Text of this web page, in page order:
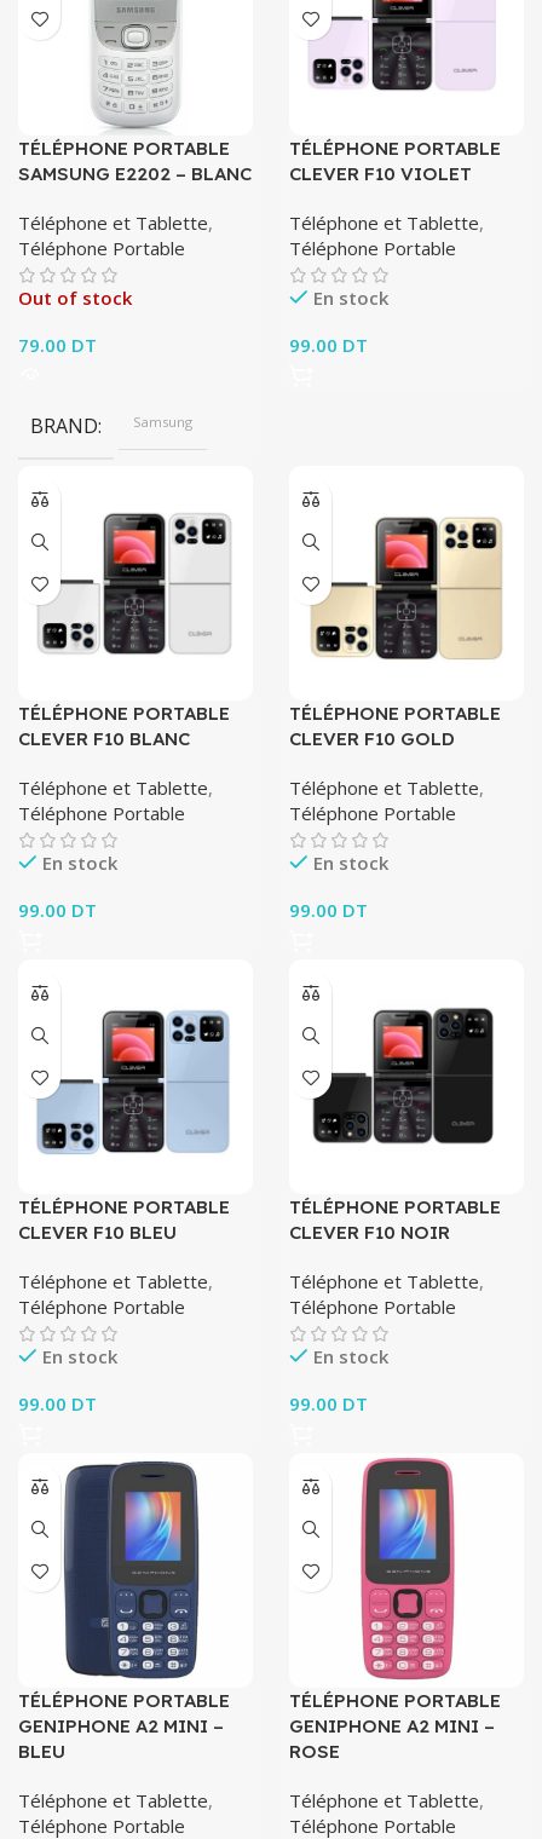
TÉLÉPHONE PORTABLE
SAMSUNG E2202 – BLANC
Téléphone et Tablette,
Téléphone Portable
Out of stock
79.00 DT
BRAND Samsung
TÉLÉPHONE PORTABLE
CLEVER F10 VIOLET
Téléphone et Tablette,
Téléphone Portable
En stock
99.00 DT
TÉLÉPHONE PORTABLE
CLEVER F10 BLANC
Téléphone et Tablette,
Téléphone Portable
En stock
99.00 DT
TÉLÉPHONE PORTABLE
CLEVER F10 GOLD
Téléphone et Tablette,
Téléphone Portable
En stock
99.00 DT
TÉLÉPHONE PORTABLE
CLEVER F10 BLEU
Téléphone et Tablette,
Téléphone Portable
En stock
99.00 DT
TÉLÉPHONE PORTABLE
CLEVER F10 NOIR
Téléphone et Tablette,
Téléphone Portable
En stock
99.00 DT
TÉLÉPHONE PORTABLE
GENIPHONE A2 MINI –
BLEU
Téléphone et Tablette,
Téléphone Portable
TÉLÉPHONE PORTABLE
GENIPHONE A2 MINI –
ROSE
Téléphone et Tablette,
Téléphone Portable